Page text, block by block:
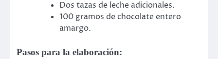
Dos tazas de leche adicionales.
100 gramos de chocolate entero
amargo.
Pasos para la elaboración: